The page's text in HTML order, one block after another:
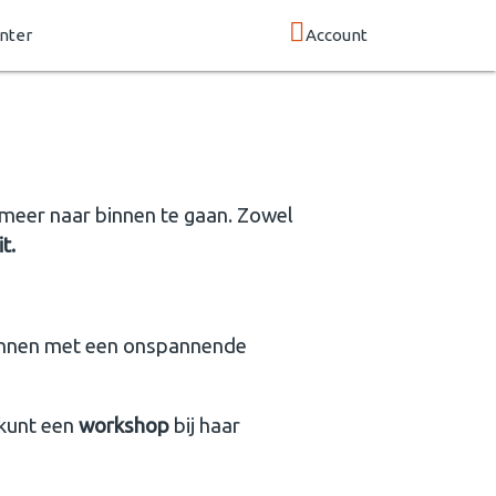
Account
naar binnen te gaan. Zowel
met een onspannende
een workshop bij haar